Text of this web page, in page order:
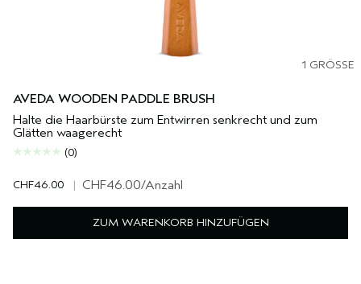
1 GRÖSSE
AVEDA WOODEN PADDLE BRUSH
Halte die Haarbürste zum Entwirren senkrecht und zum
Glätten waagerecht
(0)
CHF46.00 | CHF46.00/Anzahl
ZUM WARENKORB HINZUFÜGEN